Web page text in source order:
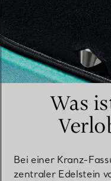
Was
Bei einer Kranz-
zentraler Edelstein